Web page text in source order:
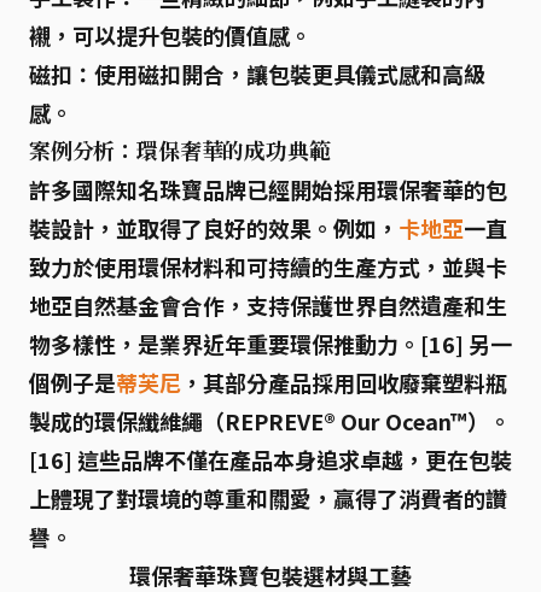
襯，可以提升包裝的價值感。
磁扣 ：使用磁扣開合，讓包裝更具儀式感和高級
感。
案例分析：環保奢華的成功典範
許多國際知名珠寶品牌已經開始採用環保奢華的包
裝設計，並取得了良好的效果。例如， 卡地亞一直
致力於使用環保材料和可持續的生產方式，並與卡
地亞自然基金會合作，支持保護世界自然遺產和生
物多樣性，是業界近年重要環保推動力。[16] 另一
個例子是蒂芙尼 ，其部分產品採用回收廢棄塑料瓶
製成的環保纖維繩（REPREVE® Our Ocean™）。
[16] 這些品牌不僅在產品本身追求卓越，更在包裝
上體現了對環境的尊重和關愛，贏得了消費者的讚
譽。
環保奢華珠寶包裝選材與工藝